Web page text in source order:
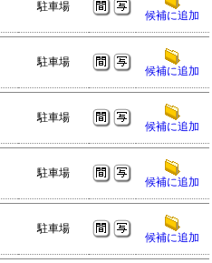
駐車場
候補に追加
駐車場
候補に追加
駐車場
候補に追加
駐車場
候補に追加
駐車場
候補に追加